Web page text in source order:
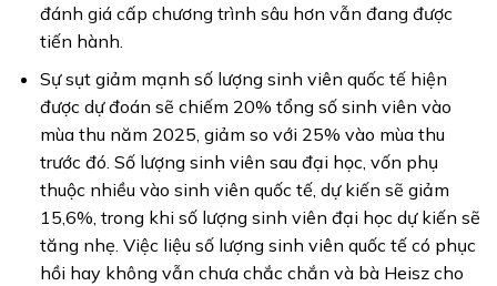
đánh giá cấp chương trình sâu hơn vẫn đang được
tiến hành.
Sự sụt giảm mạnh số lượng sinh viên quốc tế hiện
được dự đoán sẽ chiếm 20% tổng số sinh viên vào
mùa thu năm 2025, giảm so với 25% vào mùa thu
trước đó. Số lượng sinh viên sau đại học, vốn phụ
thuộc nhiều vào sinh viên quốc tế, dự kiến sẽ giảm
15,6%, trong khi số lượng sinh viên đại học dự kiến sẽ
tăng nhẹ. Việc liệu số lượng sinh viên quốc tế có phục
hồi hay không vẫn chưa chắc chắn và bà Heisz cho